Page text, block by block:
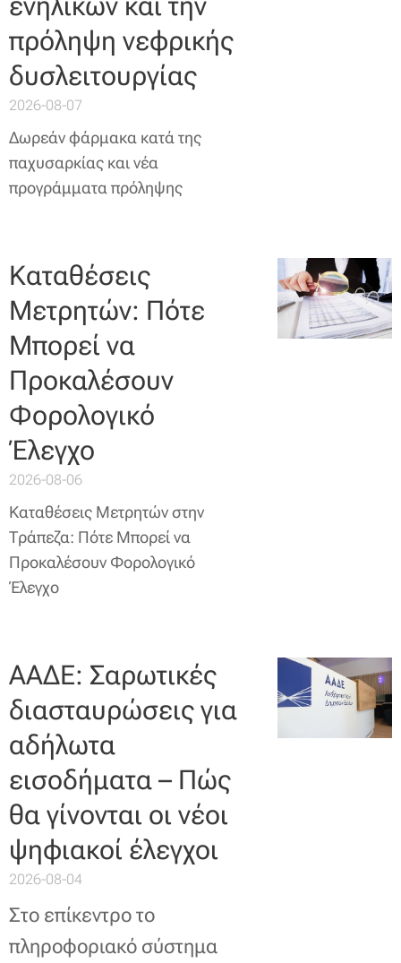
πρόληψη νεφρικής
δυσλειτουργίας
2026-08-07
Δωρεάν φάρμακα κατά της
παχυσαρκίας και νέα
προγράμματα πρόληψης
Καταθέσεις
Μετρητών: Πότε
Μπορεί να
Προκαλέσουν
Φορολογικό
Έλεγχο
2026-08-06
Καταθέσεις Μετρητών στην
Τράπεζα: Πότε Μπορεί να
Προκαλέσουν Φορολογικό
Έλεγχο
ΑΑΔΕ: Σαρωτικές
διασταυρώσεις για
αδήλωτα
εισοδήματα – Πώς
θα γίνονται οι νέοι
ψηφιακοί έλεγχοι
2026-08-04
Στο επίκεντρο το
πληροφοριακό σύστημα